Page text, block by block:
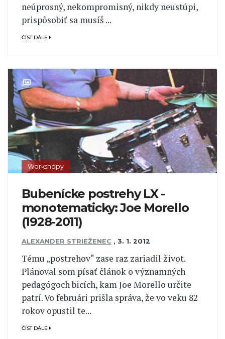
neúprosný, nekompromisný, nikdy neustúpi,
prispôsobiť sa musíš ...
ČÍST DÁLE
Workshopy
Bubenícke postrehy LX -
monotematicky: Joe Morello
(1928-2011)
ALEXANDER STRIEŽENEC , 3. 1. 2012
Tému „postrehov“ zase raz zariadil život.
Plánoval som písať článok o významných
pedagógoch bicích, kam Joe Morello určite
patrí. Vo februári prišla správa, že vo veku 82
rokov opustil te...
ČÍST DÁLE